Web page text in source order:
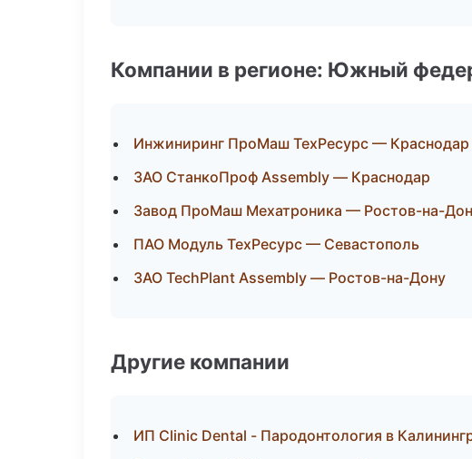
Компании в регионе: Южный
Инжиниринг ПроМаш ТехРесурс — Краснодар
ЗАО СтанкоПроф Assembly — Краснодар
Завод ПроМаш Мехатроника — Ростов-на-
ПАО Модуль ТехРесурс — Севастополь
ЗАО TechPlant Assembly — Ростов-на-Дону
Другие компании
ИП Clinic Dental - Пародонтология в